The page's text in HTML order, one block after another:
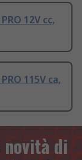
12V cc,
115V ca,
di